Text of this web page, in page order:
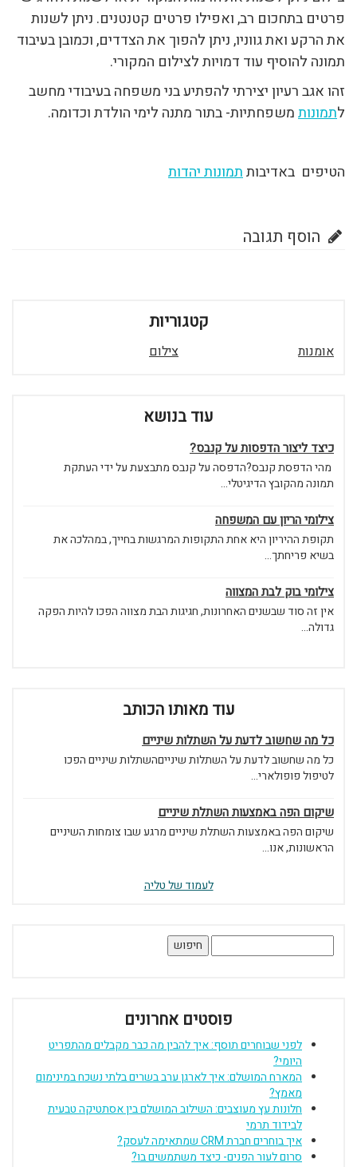
פרטים בתחכום רב, ואפילו פרטים קטנטנים. ניתן לשנות
את הרקע ואת גווניו, ניתן להפוך את הצדדים, וכמובן בעיבוד
תמונה להוסיף עוד דמויות לצילום המקורי.
זהו אגב רעיון יצירתי להפתיע בני משפחה בעיבודי מחשב
לתמונותמשפחתיות- בתור מתנה לימי הולדת וכדומה.
הטיפים באדיבותתמונות יהדות
הוסף תגובה
קטגוריות
אומנות צילום
עוד בנושא
כיצד ליצור הדפסות על קנבס?
מהי הדפסת קנבס?הדפסה על קנבס מתבצעת על ידי העתקת
תמונה מהקובץ הדיגיטלי...
צילומי הריון עם המשפחה
תקופת ההיריון היא אחת התקופות המרגשות בחייך, במהלכה את
בשיא פריחתך...
צילומי בוק לבת המצווה
אין זה סוד שבשנים האחרונות, חגיגות הבת מצווה הפכו להיות הפקה
גדולה...
עוד מאותו הכותב
כל מה שחשוב לדעת על השתלות שיניים
כל מה שחשוב לדעת על השתלות שינייםהשתלות שיניים הפכו
לטיפול פופולארי...
שיקום הפה באמצעות השתלת שיניים
שיקום הפה באמצעות השתלת שיניים מרגע שבו צומחות השיניים
הראשונות, אנו...
לעמוד של טליה
פוסטים אחרונים
לפני שבוחרים תוסף: איך להבין מה כבר מקבלים מהתפריט
היומי?
המארח המושלם: איך לארגן ערב בשרים בלתי נשכח במינימום
מאמץ?
חלונות עץ מעוצבים: השילוב המושלם בין אסתטיקה טבעית
לבידוד תרמי
איך בוחרים חברת CRM שמתאימה לעסק?
סרום לעור הפנים- כיצד משתמשים בו?